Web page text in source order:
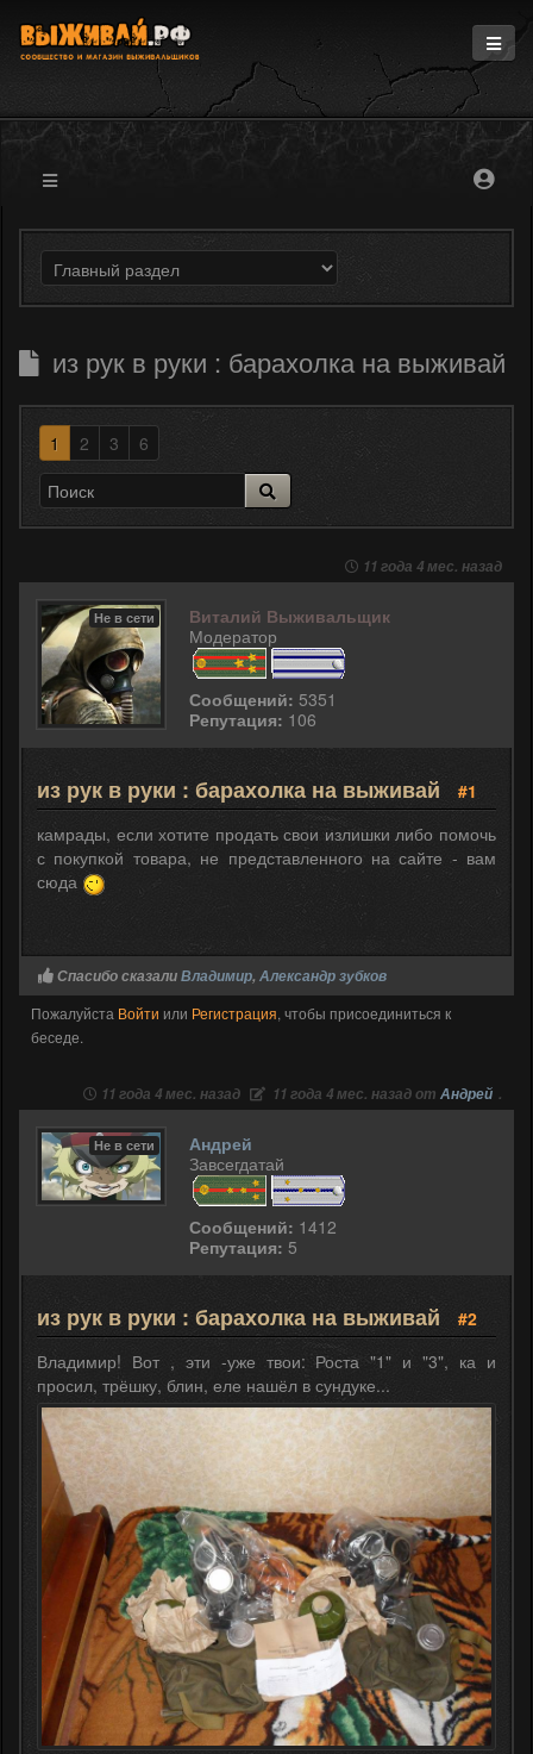
Информация
Магазин
Форум
из рук в руки : барахолка на выживай
1 2 3 6
11 года 4 мес. назад
Не в сети
Виталий Выживальщик
Модератор
Сообщений: 5351
Репутация: 106
из рук в руки : барахолка на выживай
#1
камрады, если хотите продать свои излишки либо помочь
с покупкой товара, не представленного на сайте - вам
сюда
Спасибо сказалиВладимир, Александр зубков
Пожалуйста Войти или Регистрация, чтобы присоединиться к
беседе.
11 года 4 мес. назад 11 года 4 мес. назад от Андрей .
Не в сети
Андрей
Завсегдатай
Сообщений: 1412
Репутация: 5
из рук в руки : барахолка на выживай
#2
Владимир! Вот , эти -уже твои: Роста "1" и "3", ка и
просил, трёшку, блин, еле нашёл в сундуке...